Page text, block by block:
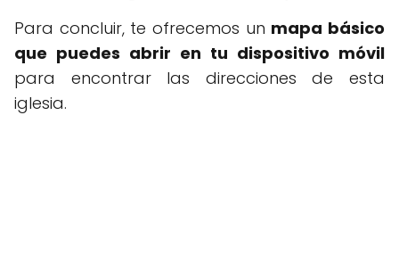
Para concluir, te ofrecemos un mapa básico
que puedes abrir en tu dispositivo móvil
para encontrar las direcciones de esta
iglesia.